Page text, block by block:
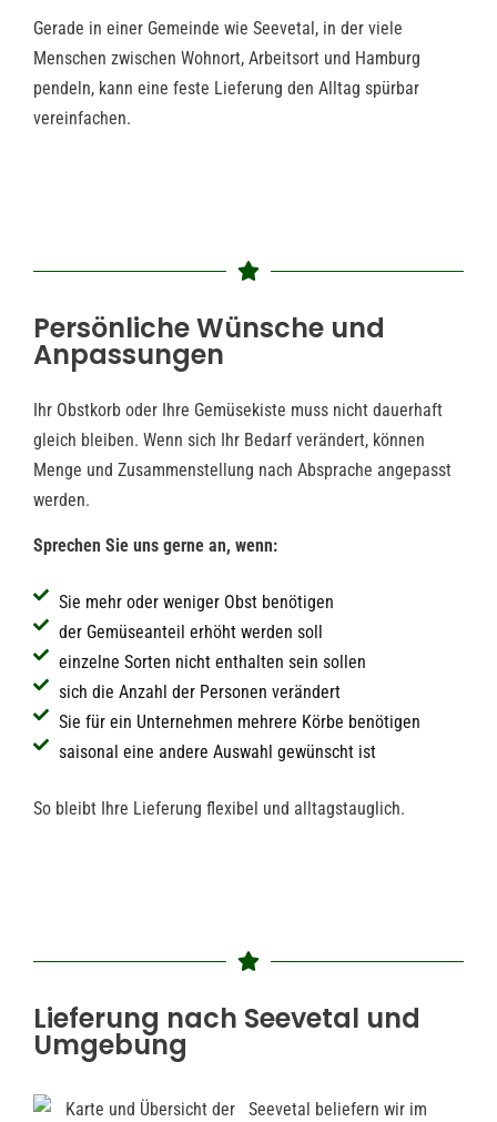
Gerade in einer Gemeinde wie Seevetal, in der viele
Menschen zwischen Wohnort, Arbeitsort und Hamburg
pendeln, kann eine feste Lieferung den Alltag spürbar
vereinfachen.
Persönliche Wünsche und
Anpassungen
Ihr Obstkorb oder Ihre Gemüsekiste muss nicht dauerhaft
gleich bleiben. Wenn sich Ihr Bedarf verändert, können
Menge und Zusammenstellung nach Absprache angepasst
werden.
Sprechen Sie uns gerne an, wenn:
Sie mehr oder weniger Obst benötigen
der Gemüseanteil erhöht werden soll
einzelne Sorten nicht enthalten sein sollen
sich die Anzahl der Personen verändert
Sie für ein Unternehmen mehrere Körbe benötigen
saisonal eine andere Auswahl gewünscht ist
So bleibt Ihre Lieferung flexibel und alltagstauglich.
Lieferung nach Seevetal und
Umgebung
Seevetal beliefern wir im